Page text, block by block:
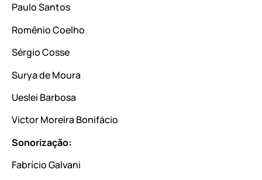
Paulo Santos
Romênio Coelho
Sérgio Cosse
Surya de Moura
Ueslei Barbosa
Victor Moreira Bonifácio
Sonorização:
Fabrício Galvani